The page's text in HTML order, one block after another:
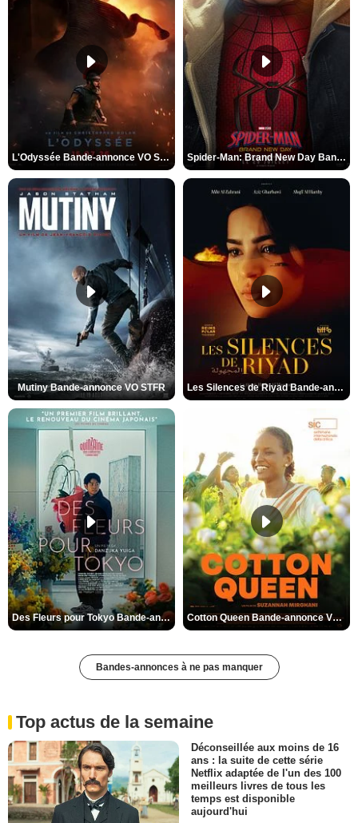
L'Odyssée Bande-annonce VO STFR Spider-Man: Brand New Day Bande-annonce VO STFR
Mutiny Bande-annonce VO STFR Les Silences de Riyad Bande-annonce VO STFR
Des Fleurs pour Tokyo Bande-annonce VO STFR Cotton Queen Bande-annonce VO STFR
Bandes-annonces à ne pas manquer
Top actus de la semaine
Déconseillée aux moins de 16
ans : la suite de cette série
Netflix adaptée de l'un des 100
meilleurs livres de tous les
temps est disponible
aujourd'hui